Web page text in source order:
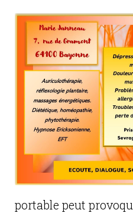
portable peut